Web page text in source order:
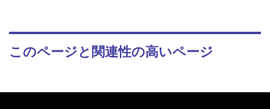
このページと関連性の高いページ